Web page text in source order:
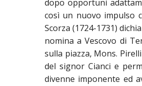
dopo opportuni
così un nuovo impulso
Scorza (1724-1731)
nomina a Vescovo di
sulla piazza, Mons.
del signor Cianci e
divenne imponente ed